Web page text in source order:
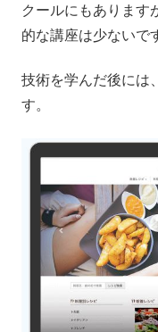
クールにもあります
的な講座は少ないで
技術を学んだ後には
す。